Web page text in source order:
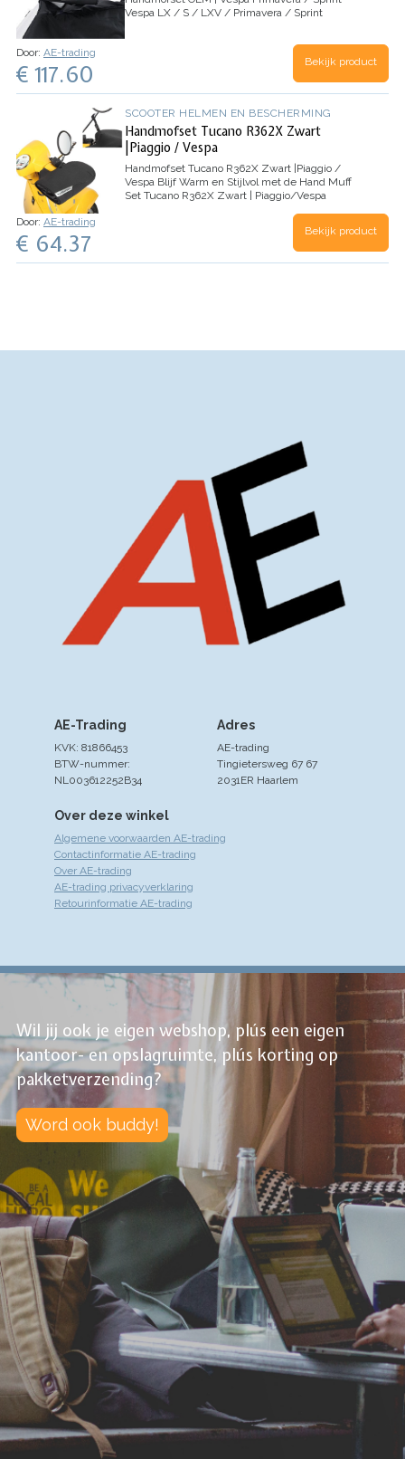
Vespa LX / S / LXV / Primavera / Sprint
Door: AE-trading
€ 117.60 Bekijk product
SCOOTER HELMEN EN BESCHERMING
Handmofset Tucano R362X Zwart
|Piaggio / Vespa
Handmofset Tucano R362X Zwart |Piaggio /
Vespa Blijf Warm en Stijlvol met de Hand Muff
Set Tucano R362X Zwart | Piaggio/Vespa
Urbano in strak zwart - het perfecte accessoire
Door: AE-trading
€ 64.37 Bekijk product
Over deze winkel
Algemene voorwaarden AE-trading
Contactinformatie AE-trading
Over AE-trading
AE-trading privacyverklaring
Retourinformatie AE-trading
Adres
AE-trading
Tingietersweg 67 67
2031ER Haarlem
AE-Trading
KVK: 81866453
BTW-nummer:
NL003612252B34
Wil jij ook je eigen webshop, plús een eigen
kantoor- en opslagruimte, plús korting op
pakketverzending?
Word ook buddy!